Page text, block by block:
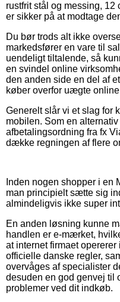
rustfrit stål og messing, 12
er sikker på at modtage
Du bør trods alt ikke
markedsfører en vare til
uendeligt tiltalende, så
en svindel online
den anden side en del af
køber overfor uægte
Generelt slår vi et slag for
mobilen. Som en
afbetalingsordning fra fx
dække regningen af flere
Inden nogen shopper i en
man principielt sætte sig
almindeligvis ikke super
En anden løsning kunne
handlen er e-mærket,
at internet firmaet
officielle danske regler,
overvåges af specialister
desuden en god genvej til
problemer ved dit indkøb.